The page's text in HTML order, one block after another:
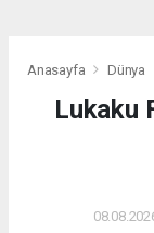
Anasayfa Dünya
Lukaku